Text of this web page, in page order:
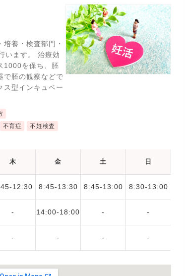
養・検査部門・
います。 治療効
1000を保ち、胚
で胚の観察などで
ス型インキュベー
不育症 不妊検査
木 金 土 日
12:30 8:45-13:30 8:45-13:00 8:30-13:00
- 14:00-18:00 - -
- - - -